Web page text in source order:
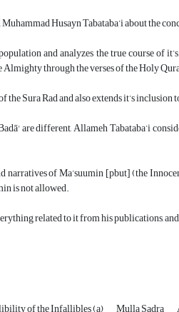
Husayn Tabataba’i about the
and analyzes the true course of
through the verses of the Holy
Sura Rad and also extends it’s
are different, Allameh Tabataba’i
narratives of Ma’suumin [pbut] (the
is not allowed.
related to it from his publications,